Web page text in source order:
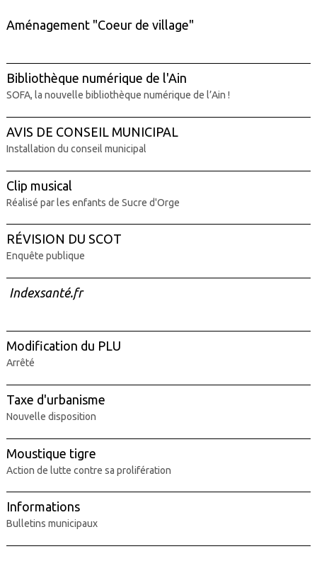
Aménagement "Coeur de village"
Bibliothèque numérique de l'Ain
SOFA, la nouvelle bibliothèque numérique de l’Ain !
AVIS DE CONSEIL MUNICIPAL
Installation du conseil municipal
Clip musical
Réalisé par les enfants de Sucre d'Orge
RÉVISION DU SCOT
Enquête publique
Indexsanté.fr
Modification du PLU
Arrêté
Taxe d'urbanisme
Nouvelle disposition
Moustique tigre
Action de lutte contre sa prolifération
Informations
Bulletins municipaux